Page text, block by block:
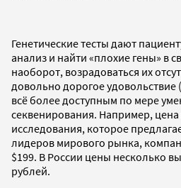
Генетические тесты дают
анализ и найти «плохие гены» в
наоборот, возрадоваться их
довольно дорогое удовольствие
всё более доступным по мере
секвенирования. Например,
исследования, которое
лидеров мирового рынка,
$199. В России цены несколько
рублей.